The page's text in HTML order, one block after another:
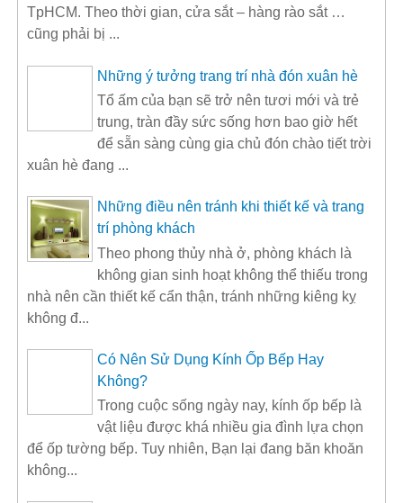
TpHCM. Theo thời gian, cửa sắt – hàng rào sắt …
cũng phải bị ...
Những ý tưởng trang trí nhà đón xuân hè
Tổ ấm của bạn sẽ trở nên tươi mới và trẻ
trung, tràn đầy sức sống hơn bao giờ hết
để sẵn sàng cùng gia chủ đón chào tiết trời
xuân hè đang ...
Những điều nên tránh khi thiết kế và trang
trí phòng khách
Theo phong thủy nhà ở, phòng khách là
không gian sinh hoạt không thể thiếu trong
nhà nên cần thiết kế cẩn thận, tránh những kiêng kỵ
không đ...
Có Nên Sử Dụng Kính Ốp Bếp Hay
Không?
Trong cuộc sống ngày nay, kính ốp bếp là
vật liệu được khá nhiều gia đình lựa chọn
để ốp tường bếp. Tuy nhiên, Bạn lại đang băn khoăn
không...